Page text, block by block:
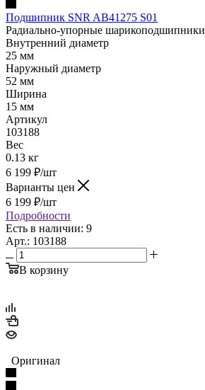
Подшипник SNR AB41275 S01
Радиально-упорные шарикоподшипники
Внутренний диаметр
25 мм
Наружный диаметр
52 мм
Ширина
15 мм
Артикул
103188
Вес
0.13 кг
6 199 ₽/шт
Варианты цен
6 199 ₽/шт
Подробности
Есть в наличии: 9
Арт.: 103188
В корзину
Оригинал